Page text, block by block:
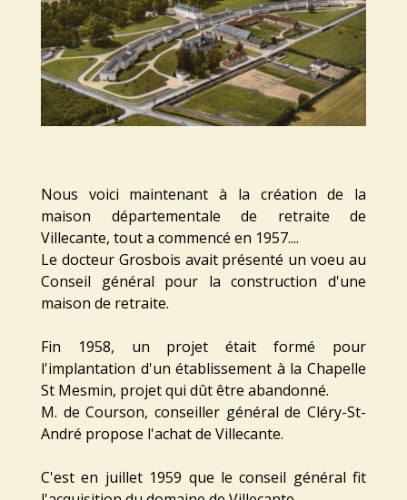
Nous voici maintenant à la création de la
maison départementale de retraite de
Villecante, tout a commencé en 1957....
Le docteur Grosbois avait présenté un voeu au
Conseil général pour la construction d'une
maison de retraite.
Fin 1958, un projet était formé pour
l'implantation d'un établissement à la Chapelle
St Mesmin, projet qui dût être abandonné.
M. de Courson, conseiller général de Cléry-St-
André propose l'achat de Villecante.
C'est en juillet 1959 que le conseil général fit